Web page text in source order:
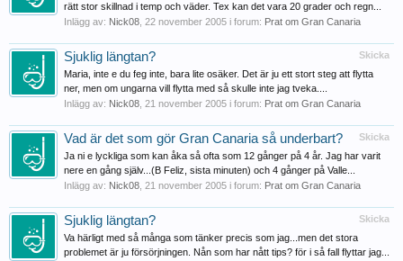
rätt stor skillnad i temp och väder. Tex kan det vara 20 grader och regn...
Inlägg av: Nick08 22 november 2005 i forum: Prat om Gran Canaria
Skicka
Sjuklig längtan?
Maria, inte e du feg inte, bara lite osäker. Det är ju ett stort steg att flytta
ner, men om ungarna vill flytta med så skulle inte jag tveka....
Inlägg av: Nick08 21 november 2005 i forum: Prat om Gran Canaria
Skicka
Vad är det som gör Gran Canaria så underbart?
Ja ni e lyckliga som kan åka så ofta som 12 gånger på 4 år. Jag har varit
nere en gång själv...(B Feliz, sista minuten) och 4 gånger på Valle...
Inlägg av: Nick08 21 november 2005 i forum: Prat om Gran Canaria
Skicka
Sjuklig längtan?
Va härligt med så många som tänker precis som jag...men det stora
problemet är ju försörjningen. Nån som har nått tips? för i så fall flyttar jag...